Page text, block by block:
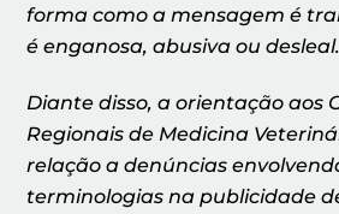
forma como a mensagem é
é enganosa, abusiva ou desleal.
Diante disso, a orientação aos
Regionais de Medicina
relação a denúncias
terminologias na publicidade